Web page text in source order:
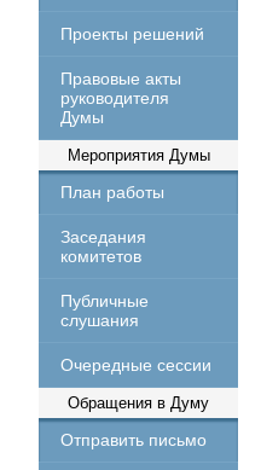
Проекты решений
Правовые акты
руководителя
Думы
Мероприятия Думы
План работы
Заседания
комитетов
Публичные
слушания
Очередные сессии
Обращения в Думу
Отправить письмо